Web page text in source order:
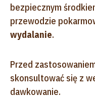
bezpiecznym
przewodzie
wydalanie.
Przed
skonsultować się z
dawkowanie.